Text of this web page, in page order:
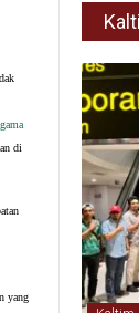
di
yang